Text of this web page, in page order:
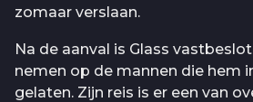
zomaar verslaan.
Na de aanval is Glass
nemen op de mannen die hem
gelaten. Zijn reis is er een van